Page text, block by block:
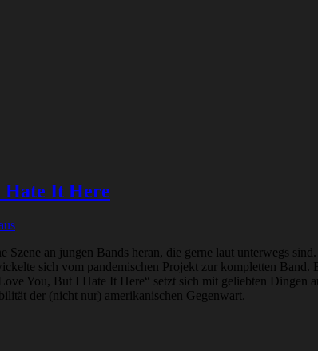
Hate It Here
an jungen Bands heran, die gerne laut unterwegs
sich vom pandemischen Projekt zur kompletten
You, But I Hate It Here“ setzt sich mit geliebten
der (nicht nur) amerikanischen Gegenwart.